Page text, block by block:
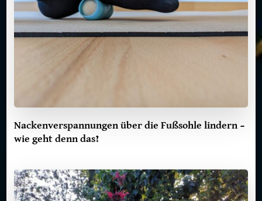
Nackenverspannungen über die Fußsohle lindern –
wie geht denn das?